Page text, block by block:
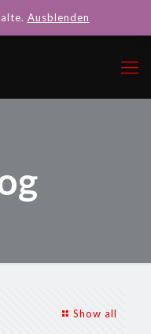
Show all
Ausblenden